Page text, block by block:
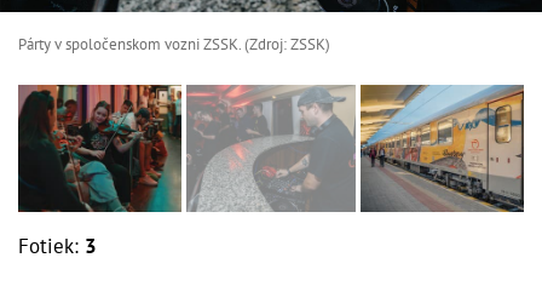
Párty v spoločenskom vozni ZSSK. (Zdroj: ZSSK)
Fotiek: 3